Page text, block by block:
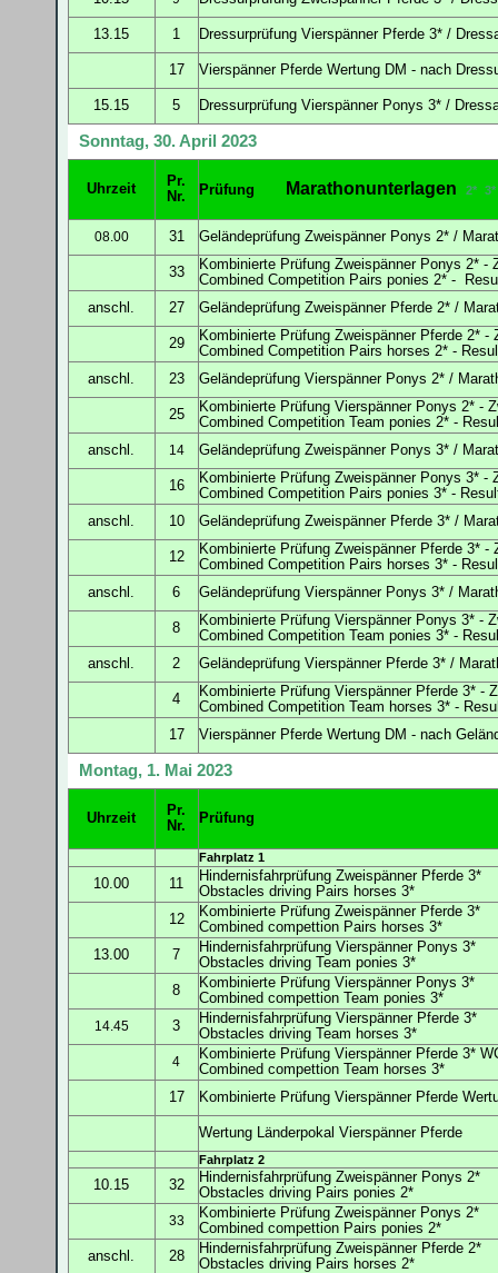
13.15 1 Dressurprüfung Vierspänner Pferde 3* /
17 Vierspänner Pferde Wertung DM - nach
15.15 5 Dressurprüfung Vierspänner Ponys 3* /
Sonntag, 30. April 2023
Uhrzeit
Pr.
Nr.
Prüfung Marathonunterlagen 2* 3*
08.00 31 Geländeprüfung Zweispänner Ponys 2* /
33 Kombinierte Prüfung Zweispänner Ponys 2* -
Combined Competition Pairs ponies 2* -
anschl.
27 Geländeprüfung Zweispänner Pferde 2* /
29
Kombinierte Prüfung Zweispänner Pferde 2* -
Combined Competition Pairs horses 2* -
anschl.
23 Geländeprüfung Vierspänner Ponys 2* /
25
Kombinierte Prüfung Vierspänner Ponys 2* -
Combined Competition Team ponies 2* -
anschl.
14 Geländeprüfung Zweispänner Ponys 3* /
16
Kombinierte Prüfung Zweispänner Ponys 3* -
Combined Competition Pairs ponies 3* -
anschl.
10 Geländeprüfung Zweispänner Pferde 3* /
12
Kombinierte Prüfung Zweispänner Pferde 3* -
Combined Competition Pairs horses 3* -
anschl.
6 Geländeprüfung Vierspänner Ponys 3* /
8
Kombinierte Prüfung Vierspänner Ponys 3* -
Combined Competition Team ponies 3* -
anschl.
2 Geländeprüfung Vierspänner Pferde 3* /
4
Kombinierte Prüfung Vierspänner Pferde 3* -
Combined Competition Team horses 3* -
17
Vierspänner Pferde Wertung DM - nach
Montag, 1. Mai 2023
Uhrzeit
Pr.
Nr.
Prüfung
Fahrplatz 1
10.00 11 Hindernisfahrprüfung Zweispänner Pferde 3*
Obstacles driving Pairs horses 3*
12
Kombinierte Prüfung Zweispänner Pferde 3*
Combined compettion Pairs horses 3*
13.00
7 Hindernisfahrprüfung Vierspänner Ponys 3*
Obstacles driving Team ponies 3*
8
Kombinierte Prüfung Vierspänner Ponys 3*
Combined compettion Team ponies 3*
14.45 3 Hindernisfahrprüfung Vierspänner Pferde 3*
Obstacles driving Team horses 3*
4 Kombinierte Prüfung Vierspänner Pferde 3*
Combined compettion Team horses 3*
17
Kombinierte Prüfung Vierspänner Pferde
Wertung Länderpokal Vierspänner Pferde
Fahrplatz 2
10.15 32 Hindernisfahrprüfung Zweispänner Ponys 2*
Obstacles driving Pairs ponies 2*
33
Kombinierte Prüfung Zweispänner Ponys 2*
Combined compettion Pairs ponies 2*
anschl.
28 Hindernisfahrprüfung Zweispänner Pferde 2*
Obstacles driving Pairs horses 2*